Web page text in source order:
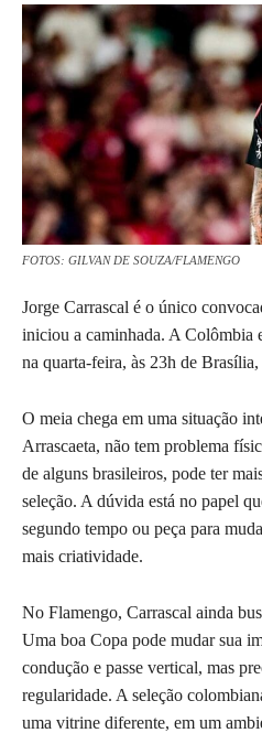
FOTOS: GILVAN DE SOUZA/FLAMENGO
Jorge Carrascal é o único
iniciou a caminhada. A Colômbia
na quarta-feira, às 23h de
O meia chega em uma situação
Arrascaeta, não tem problema
de alguns brasileiros, pode ter
seleção. A dúvida está no papel
segundo tempo ou peça para
mais criatividade.
No Flamengo, Carrascal ainda
Uma boa Copa pode mudar sua
condução e passe vertical, mas
regularidade. A seleção
uma vitrine diferente, em um